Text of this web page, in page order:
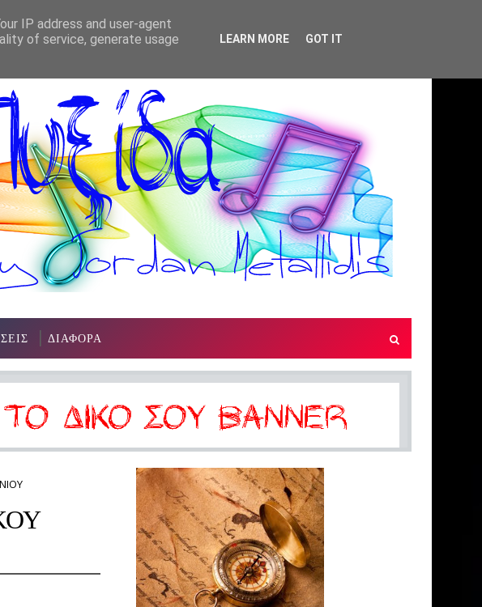
ΜΕΛΩΔΙΕΣ ΧΩΡΙΣ ΣΥΝΟΡΑ(ΜΟΥΣΙΚΗ
ΔΙΑΦΟΡΑ
IP address and user-agent
of service, generate usage
LEARN MORE GOT IT